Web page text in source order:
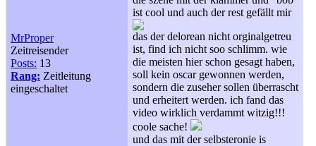
MrProper
Zeitreisender
Posts: 13
Rang: Zeitleitung
eingeschaltet
ist cool und auch der rest gefällt mir
das der delorean nicht orginalgetreu
ist, find ich nicht soo schlimm. wie
die meisten hier schon gesagt haben,
soll kein oscar gewonnen werden,
sondern die zuseher sollen überrascht
und erheitert werden. ich fand das
video wirklich verdammt witzig!!!
coole sache!
und das mit der selbsteronie is